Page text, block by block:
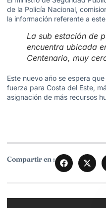
de la Policía Nacional,
la información referente a
La sub estación de
encuentra ubicada
Centenario, muy
Este nuevo año se espera
fuerza para Costa del Este,
asignación de más recursos
Compartir en :